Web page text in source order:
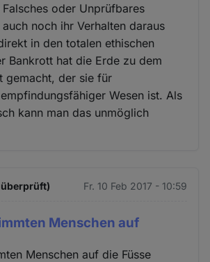
oder Unprüfbares
noch ihr Verhalten daraus
in den totalen ethischen
Bankrott hat die Erde zu dem
gemacht, der sie für
Wesen ist. Als
kann man das unmöglich
Fr. 10 Feb 2017 - 10:59
Menschen auf
Menschen auf die Füsse